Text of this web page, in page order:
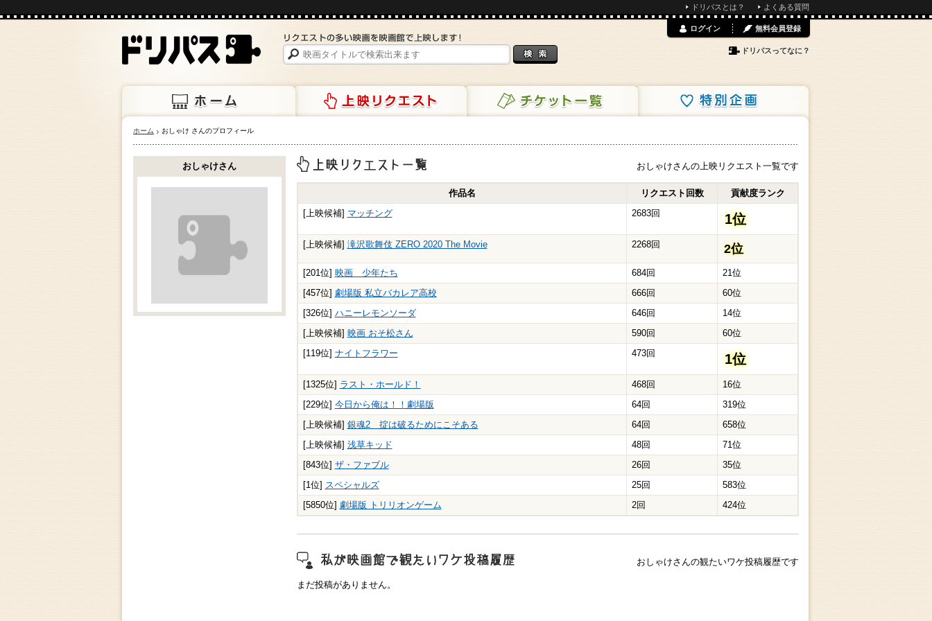
ドリパスとは？ よくある質問
ホーム 上映リクエスト チケット一覧 特別企画
ログイン 無料会員登録
ドリパスってなに？
ホーム おしゃけ さんのプロフィール
上映リクエスト一覧
おしゃけさんの上映リクエスト一覧です
作品名 リクエスト回数
貢献度ランク
[上映候補] マッチング 2683回 1位
[上映候補] 滝沢歌舞伎 ZERO 2020 The Movie 2268回 2位
[201位] 映画 少年たち 684回
21位
[457位] 劇場版 私立バカレア高校 666回
60位
[326位] ハニーレモンソーダ 646回
14位
[上映候補] 映画 おそ松さん 590回
60位
[119位] ナイトフラワー 473回 1位
[1325位] ラスト・ホールド！ 468回
16位
[229位] 今日から俺は！！劇場版 64回
319位
[上映候補] 銀魂2 掟は破るためにこそある 64回
658位
[上映候補] 浅草キッド 48回
71位
[843位] ザ・ファブル 26回
35位
[1位] スペシャルズ 25回
583位
[5850位] 劇場版 トリリオンゲーム 2回 424位
"映画館で観たいワケ"投稿履歴
おしゃけさんの観たいワケ投稿履歴です
まだ投稿がありません。
おしゃけさん